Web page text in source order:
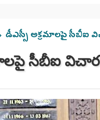
డీఎస్సీ అక్రమాలపై సీబీఐ
సీబీఐ